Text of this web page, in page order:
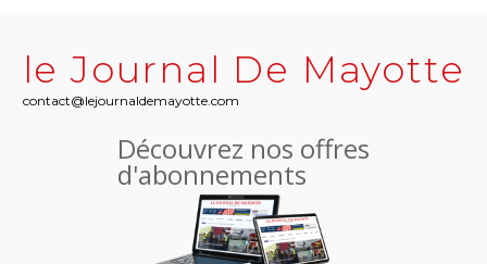
le Journal De Mayotte
contact@lejournaldemayotte.com
Découvrez nos offres
d'abonnements